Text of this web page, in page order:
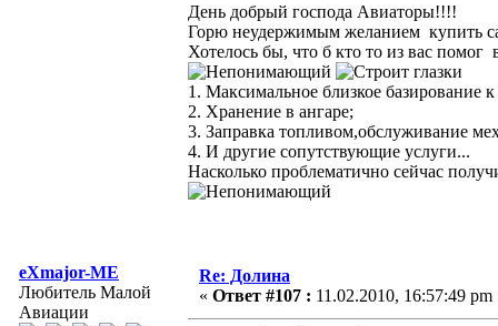
День добрый господа Авиаторы!!!!
Горю неудержимым желанием купить
Хотелось бы, что б кто то из вас помог
1. Максимальное близкое базирование
2. Хранение в ангаре;
3. Заправка топливом,обслуживание
4. И другие сопутствующие услуги...
Насколько проблематично сейчас
eXmajor-ME
Любитель Малой
Авиации
Re: Долина
« Ответ #107 : 11.02.2010, 16:57:49 pm